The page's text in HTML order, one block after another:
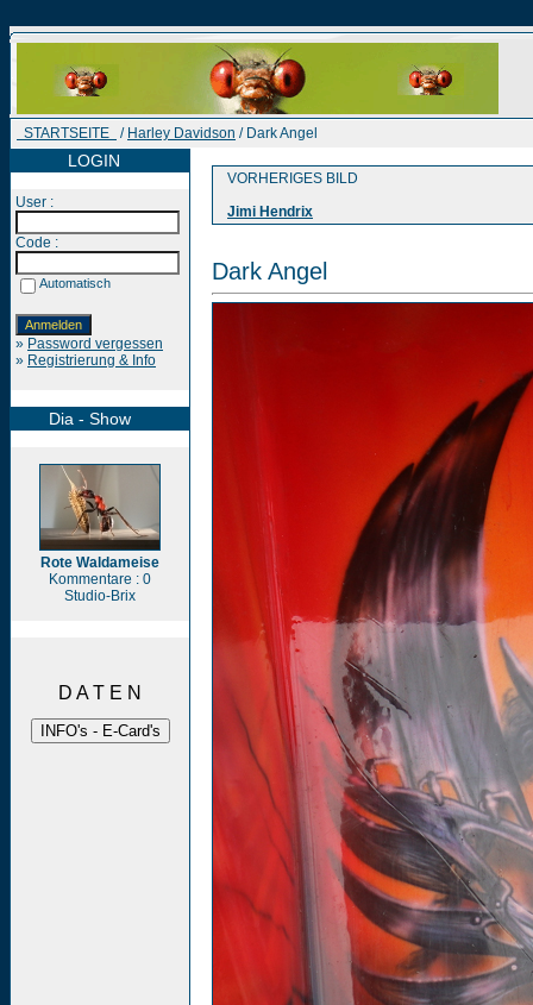
STARTSEITE / Harley Davidson / Dark Angel
LOGIN
User :
Code :
Automatisch
» Password vergessen
» Registrierung & Info
Dia - Show
Rote Waldameise
Kommentare : 0
Studio-Brix
D A T E N
VORHERIGES BILD
Jimi Hendrix
Dark Angel